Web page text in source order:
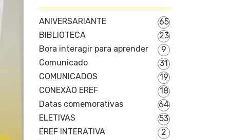
ANIVERSARIANTE
65
BIBLIOTECA
23
Bora interagir para aprender
9
Comunicado
31
COMUNICADOS
19
CONEXÃO EREF
18
Datas comemorativas
64
ELETIVAS
53
EREF INTERATIVA
2